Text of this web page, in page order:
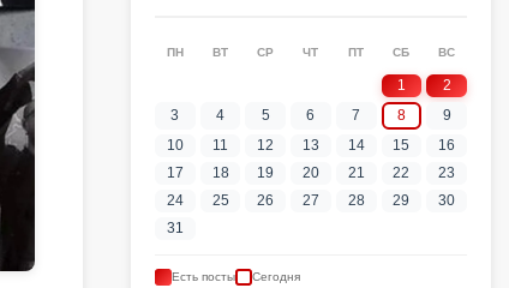
ПН ВТ СР ЧТ ПТ СБ ВС
1
2
3
4 5 6 7 8
9
10
11 12 13 14 15
16
17
18 19 20 21 22
23
24
25 26 27 28 29
30
31
Есть посты Сегодня